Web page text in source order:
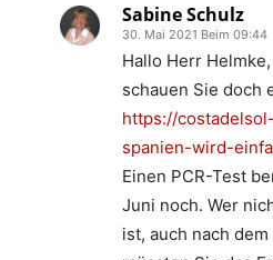
Sabine Schulz
30. Mai 2021 Beim 09:44
Hallo Herr Helmke,
schauen Sie doch
https://
spanien-wird-
Einen PCR-Test
Juni noch. Wer
ist, auch nach